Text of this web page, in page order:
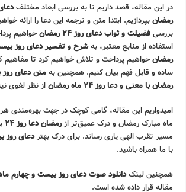
در این مقاله، قصد داریم تا به بررسی ابعاد مختلف
رمضانبپردازیم. ابتدا متن و ترجمه این دعا را ارائه
بررسیفضیلت و ثواب دعای روز ۲۴ رمضان
خواهیم
استفاده از منابع معتبر، بهشرح و تفسیر دعای روز
رمضانخواهیم پرداخت و تلاش خواهیم کرد تا مفاهیم
ساده و قابل فهم بیان کنیم. همچنین بهمتن دعای
رمضان با معنیودعا روز ۲۴ ماه رمضان
از نظر لغوی
امیدواریم این مقاله، گامی کوچک در جهت بهره‌مندی
ماه مبارک رمضان و درک عمیق‌تر ازرمضان دعا روز ۲۴
مسیر تقرب الهی یاری رساند. برای درک بهتردعای روز
با ما همراه باشید.
همچنین لینکدانلود صوت دعای روز بیست و چهارم
مقاله قرار داده شده است.